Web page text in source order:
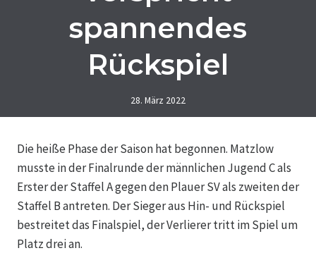
spannendes
Rückspiel
28. März 2022
Die heiße Phase der Saison hat begonnen. Matzlow
musste in der Finalrunde der männlichen Jugend C als
Erster der Staffel A gegen den Plauer SV als zweiten der
Staffel B antreten. Der Sieger aus Hin- und Rückspiel
bestreitet das Finalspiel, der Verlierer tritt im Spiel um
Platz drei an.